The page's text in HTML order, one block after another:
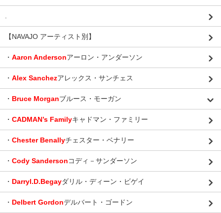
.
【NAVAJO アーティスト別】
・ Aaron Andersonアーロン・アンダーソン
・ Alex Sanchezアレックス・サンチェス
・ Bruce Morganブルース・モーガン
・ CADMAN’s Familyキャドマン・ファミリー
・ Chester Benallyチェスター・ベナリー
・ Cody Sandersonコディ－サンダーソン
・ Darryl.D.Begayダリル・ディーン・ビゲイ
・ Delbert Gordonデルバート・ゴードン